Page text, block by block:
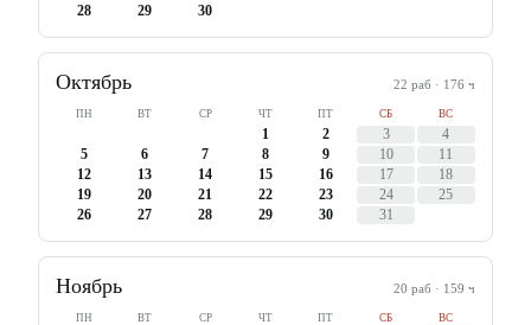
28
29 30
Октябрь 22 раб · 176 ч
ПН ВТ СР ЧТ ПТ СБ ВС
1 2 3
4
5
6 7 8 9 10
11
12
13 14 15 16 17
18
19
20 21 22 23 24
25
26
27 28 29 30 31
Ноябрь 20 раб · 159 ч
ПН ВТ СР ЧТ ПТ СБ ВС